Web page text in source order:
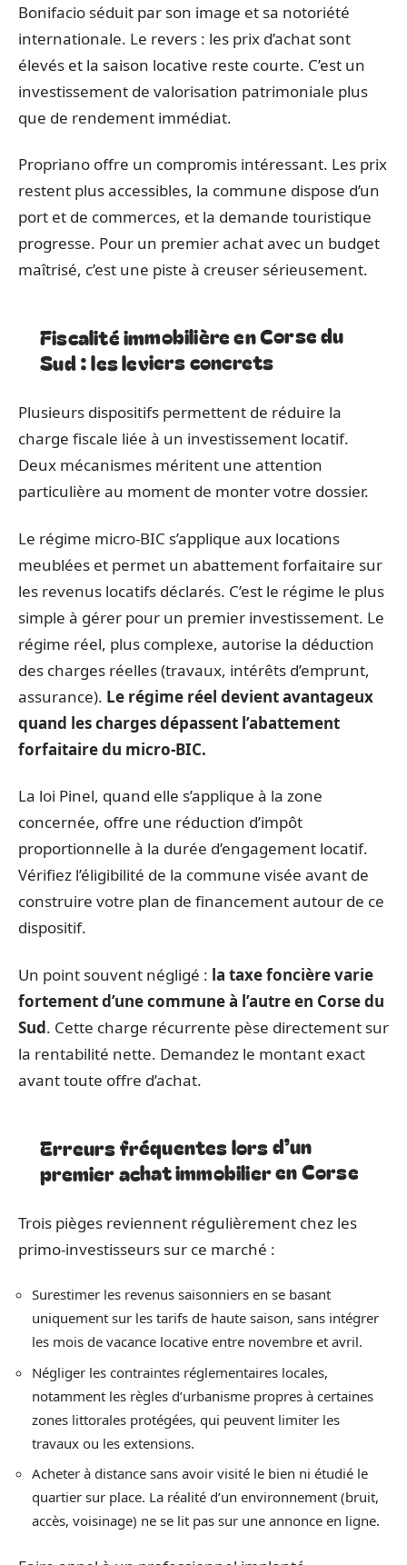
Bonifacio séduit par son image et sa notoriété
internationale. Le revers : les prix d’achat sont
élevés et la saison locative reste courte. C’est un
investissement de valorisation patrimoniale plus
que de rendement immédiat.
Propriano offre un compromis intéressant. Les prix
restent plus accessibles, la commune dispose d’un
port et de commerces, et la demande touristique
progresse. Pour un premier achat avec un budget
maîtrisé, c’est une piste à creuser sérieusement.
Fiscalité immobilière en Corse du
Sud : les leviers concrets
Plusieurs dispositifs permettent de réduire la
charge fiscale liée à un investissement locatif.
Deux mécanismes méritent une attention
particulière au moment de monter votre dossier.
Le régime micro-BIC s’applique aux locations
meublées et permet un abattement forfaitaire sur
les revenus locatifs déclarés. C’est le régime le plus
simple à gérer pour un premier investissement. Le
régime réel, plus complexe, autorise la déduction
des charges réelles (travaux, intérêts d’emprunt,
assurance). Le régime réel devient avantageux
quand les charges dépassent l’abattement
forfaitaire du micro-BIC.
La loi Pinel, quand elle s’applique à la zone
concernée, offre une réduction d’impôt
proportionnelle à la durée d’engagement locatif.
Vérifiez l’éligibilité de la commune visée avant de
construire votre plan de financement autour de ce
dispositif.
Un point souvent négligé : la taxe foncière varie
fortement d’une commune à l’autre en Corse du
Sud. Cette charge récurrente pèse directement sur
la rentabilité nette. Demandez le montant exact
avant toute offre d’achat.
Erreurs fréquentes lors d’un
premier achat immobilier en Corse
Trois pièges reviennent régulièrement chez les
primo-investisseurs sur ce marché :
Surestimer les revenus saisonniers en se basant
uniquement sur les tarifs de haute saison, sans intégrer
les mois de vacance locative entre novembre et avril.
Négliger les contraintes réglementaires locales,
notamment les règles d’urbanisme propres à certaines
zones littorales protégées, qui peuvent limiter les
travaux ou les extensions.
Acheter à distance sans avoir visité le bien ni étudié le
quartier sur place. La réalité d’un environnement (bruit,
accès, voisinage) ne se lit pas sur une annonce en ligne.